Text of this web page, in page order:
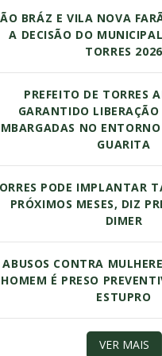
BRÁZ E VILA NOVA
A DECISÃO DO
TORRES 2026
PREFEITO DE TORRES
GARANTIDO LIBERAÇÃO
NO
GUARITA
PODE IMPLANTAR
PRÓXIMOS MESES, DIZ
DIMER
ABUSOS CONTRA
HOMEM É PRESO
ESTUPRO
VER MAIS